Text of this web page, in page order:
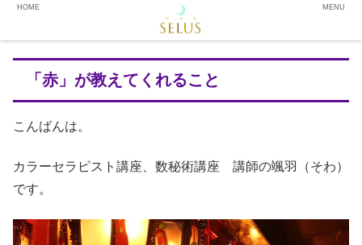
「赤」が教えてくれること
こんばんは。
カラーセラピスト講座、数秘術講座 講師の颯羽（そわ）
です。
HOME MENU